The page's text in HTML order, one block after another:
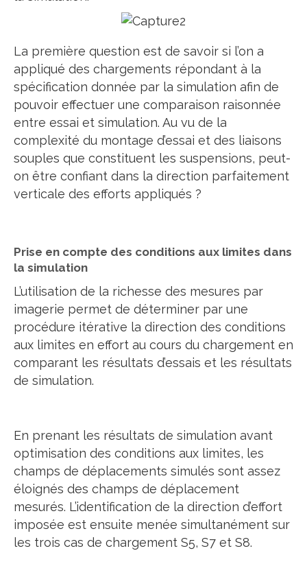
La première question est de savoir si l’on a
appliqué des chargements répondant à la
spécification donnée par la simulation afin de
pouvoir effectuer une comparaison raisonnée
entre essai et simulation. Au vu de la
complexité du montage d’essai et des liaisons
souples que constituent les suspensions, peut-
on être confiant dans la direction parfaitement
verticale des efforts appliqués ?
Prise en compte des conditions aux limites dans
la simulation
L’utilisation de la richesse des mesures par
imagerie permet de déterminer par une
procédure itérative la direction des conditions
aux limites en effort au cours du chargement en
comparant les résultats d’essais et les résultats
de simulation.
En prenant les résultats de simulation avant
optimisation des conditions aux limites, les
champs de déplacements simulés sont assez
éloignés des champs de déplacement
mesurés. L’identification de la direction d’effort
imposée est ensuite menée simultanément sur
les trois cas de chargement S5, S7 et S8.